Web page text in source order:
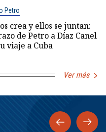
Petro
crea y ellos se juntan:
de Petro a Díaz Canel
viaje a Cuba
Ver más